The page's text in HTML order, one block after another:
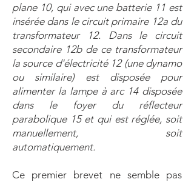
plane 10, qui avec une batterie 11 est
insérée dans le circuit primaire 12a du
transformateur 12. Dans le circuit
secondaire 12b de ce transformateur
la source d'électricité 12 (une dynamo
ou similaire) est disposée pour
alimenter la lampe à arc 14 disposée
dans le foyer du réflecteur
parabolique 15 et qui est réglée, soit
manuellement, soit
automatiquement.
Ce premier brevet ne semble pas